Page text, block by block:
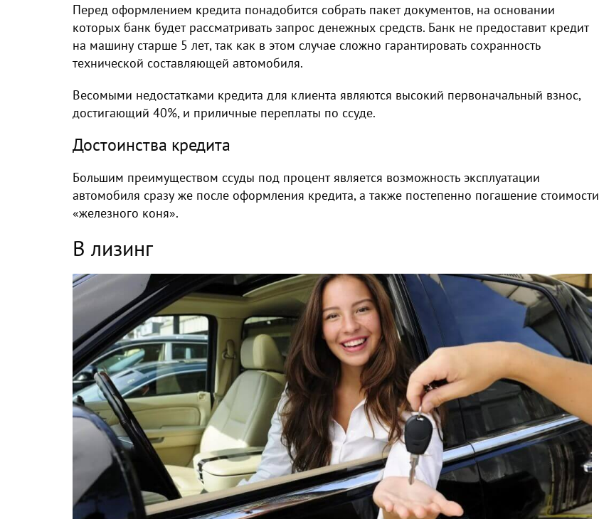
Перед оформлением кредита понадобится собрать пакет документов, на основании
которых банк будет рассматривать запрос денежных средств. Банк не предоставит кредит
на машину старше 5 лет, так как в этом случае сложно гарантировать сохранность
технической составляющей автомобиля.
Весомыми недостатками кредита для клиента являются высокий первоначальный взнос,
достигающий 40%, и приличные переплаты по ссуде.
Достоинства кредита
Большим преимуществом ссуды под процент является возможность эксплуатации
автомобиля сразу же после оформления кредита, а также постепенно погашение стоимости
«железного коня».
В лизинг